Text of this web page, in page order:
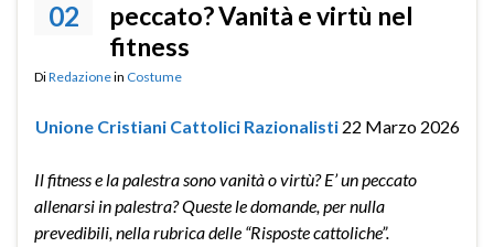
02
peccato? Vanità e virtù nel
fitness
DiRedazionein Costume
Unione Cristiani Cattolici Razionalisti 22 Marzo 2026
Il fitness e la palestra sono vanità o virtù? E’ un peccato
allenarsi in palestra? Queste le domande, per nulla
prevedibili, nella rubrica delle “Risposte cattoliche”.